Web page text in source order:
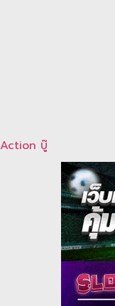
Action บู๊